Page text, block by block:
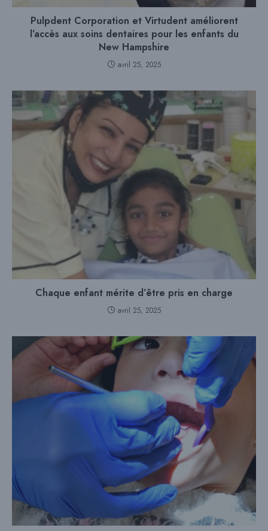
Pulpdent Corporation et Virtudent améliorent
l’accès aux soins dentaires pour les enfants du
New Hampshire
avril 25, 2025
Chaque enfant mérite d’être pris en charge
avril 25, 2025